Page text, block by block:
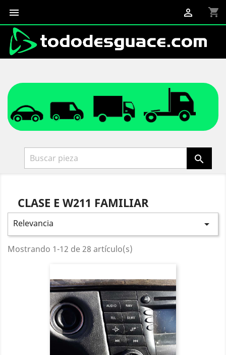
 shopping_cart


CLASE E W211 FAMILIAR
Relevancia 
Mostrando 1-12 de 28 artículo(s)